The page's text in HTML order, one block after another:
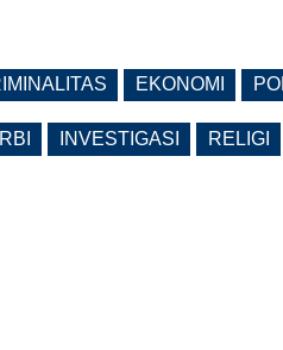
EKONOMI
INVESTIGASI RELIGI